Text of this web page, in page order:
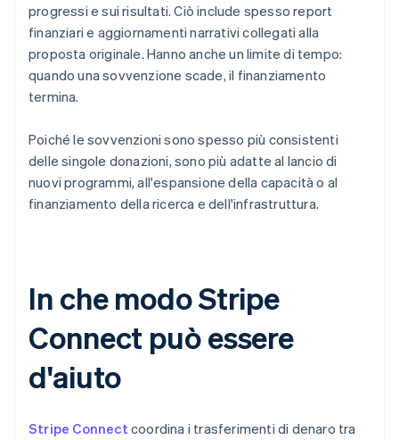
progressi e sui risultati. Ciò include spesso report
finanziari e aggiornamenti narrativi collegati alla
proposta originale. Hanno anche un limite di tempo:
quando una sovvenzione scade, il finanziamento
termina.
Poiché le sovvenzioni sono spesso più consistenti
delle singole donazioni, sono più adatte al lancio di
nuovi programmi, all'espansione della capacità o al
finanziamento della ricerca e dell'infrastruttura.
In che modo Stripe
Connect può essere
d'aiuto
Stripe Connect coordina i trasferimenti di denaro tra